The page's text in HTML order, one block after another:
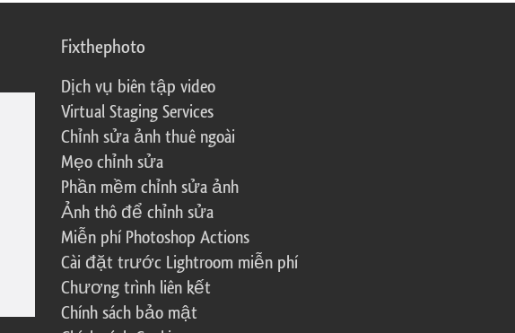
Fixthephoto
Dịch vụ biên tập video
Virtual Staging Services
Chỉnh sửa ảnh thuê ngoài
Mẹo chỉnh sửa
Phần mềm chỉnh sửa ảnh
Ảnh thô để chỉnh sửa
Miễn phí Photoshop Actions
Cài đặt trước Lightroom miễn phí
Chương trình liên kết
Chính sách bảo mật